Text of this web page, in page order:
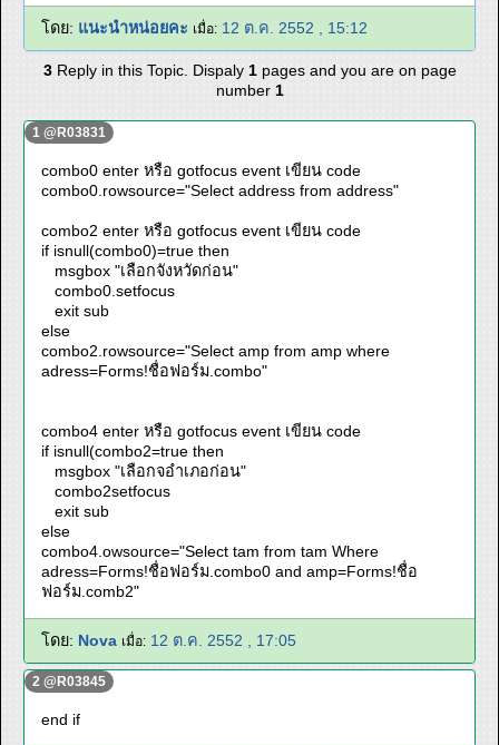
โดย: แนะนำหน่อยคะ เมื่อ: 12 ต.ค. 2552 , 15:12
3Reply in this Topic. Dispaly 1 pages and you are on page
number 1
1 @R03831
combo0 enter หรือ gotfocus event เขียน code
combo0.rowsource="Select address from address"
combo2 enter หรือ gotfocus event เขียน code
if isnull(combo0)=true then
msgbox "เลือกจังหวัดก่อน"
combo0.setfocus
exit sub
else
combo2.rowsource="Select amp from amp where
adress=Forms!ชื่อฟอร์ม.combo"
combo4 enter หรือ gotfocus event เขียน code
if isnull(combo2=true then
msgbox "เลือกจอำเภอก่อน"
combo2setfocus
exit sub
else
combo4.owsource="Select tam from tam Where
adress=Forms!ชื่อฟอร์ม.combo0 and amp=Forms!ชื่อ
ฟอร์ม.comb2"
โดย: Nova เมื่อ: 12 ต.ค. 2552 , 17:05
2 @R03845
end if